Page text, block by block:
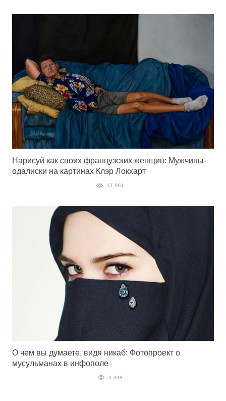
Нарисуй как своих французских женщин: Мужчины-
одалиски на картинах Клэр Локхарт
17 961
О чем вы думаете, видя никаб: Фотопроект о
мусульманах в инфополе
3 398